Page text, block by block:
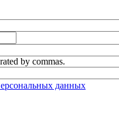
by commas.
данных